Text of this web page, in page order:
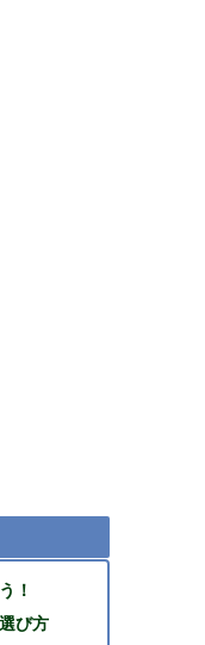
！
び方